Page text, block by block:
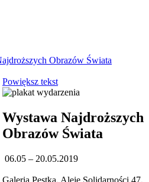
Obrazów Świata
Powiększ tekst
Wystawa Najdroższych
Obrazów Świata
06.05 – 20.05.2019
Galeria Pestka, Aleje Solidarności 47,